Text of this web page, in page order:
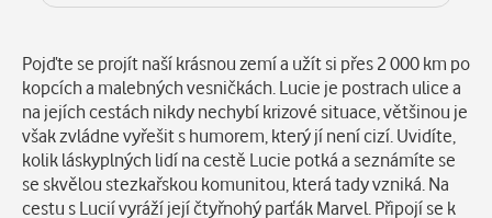
Popis
Pojďte se projít naší krásnou zemí a užít si přes 2 000 km po
kopcích a malebných vesničkách. Lucie je postrach ulice a
na jejích cestách nikdy nechybí krizové situace, většinou je
však zvládne vyřešit s humorem, který jí není cizí. Uvidíte,
kolik láskyplných lidí na cestě Lucie potká a seznámíte se
se skvělou stezkařskou komunitou, která tady vzniká. Na
cestu s Lucií vyráží její čtyřnohý parťák Marvel. Připojí se k